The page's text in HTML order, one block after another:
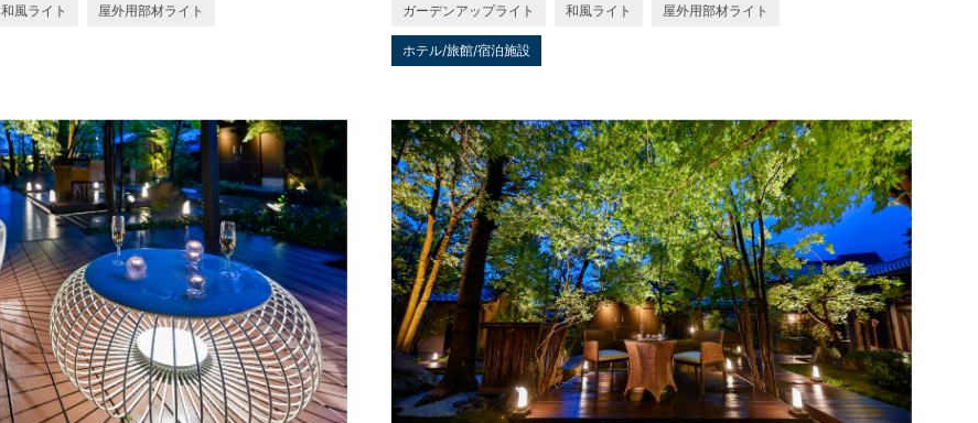
和風ライト 屋外用部材ライト ガーデンアップライト 和風ライト 屋外用部材ライト
ホテル/旅館/宿泊施設